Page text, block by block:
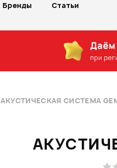
Бренды Статьи
АКУСТИЧЕСКАЯ СИСТЕМА